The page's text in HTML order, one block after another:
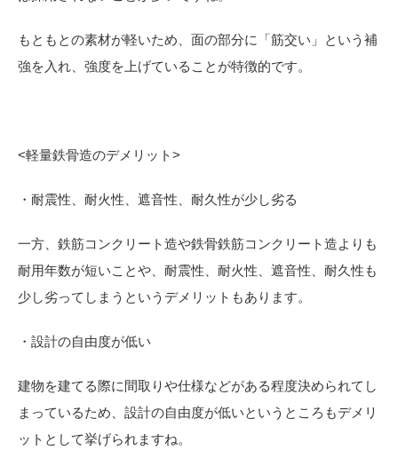
もともとの素材が軽いため、面の部分に「筋交い」という補
強を入れ、強度を上げていることが特徴的です。
<軽量鉄骨造のデメリット>
・耐震性、耐火性、遮音性、耐久性が少し劣る
一方、鉄筋コンクリート造や鉄骨鉄筋コンクリート造よりも
耐用年数が短いことや、耐震性、耐火性、遮音性、耐久性も
少し劣ってしまうというデメリットもあります。
・設計の自由度が低い
建物を建てる際に間取りや仕様などがある程度決められてし
まっているため、設計の自由度が低いというところもデメリ
ットとして挙げられますね。